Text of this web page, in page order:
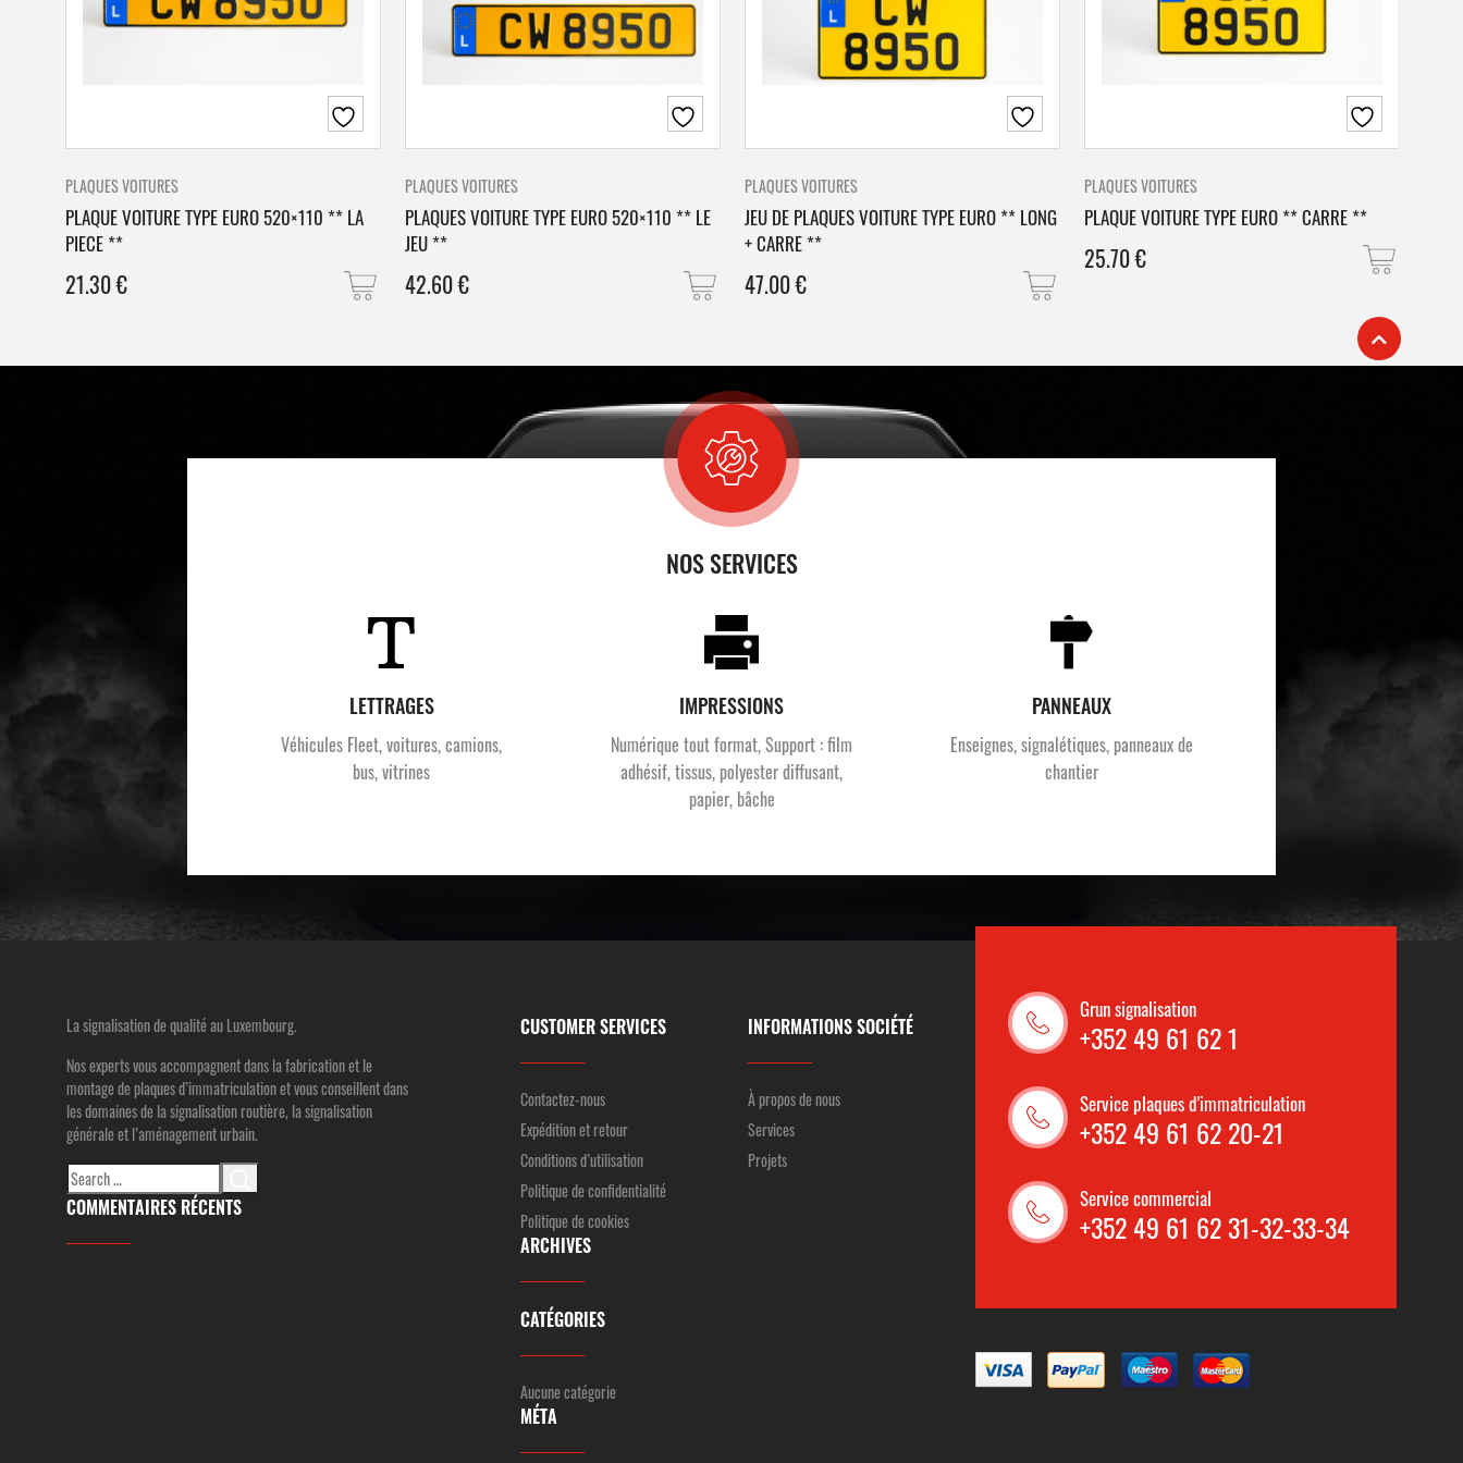
PLAQUES VOITURES
PLAQUE VOITURE TYPE EURO 520×110 ** LA
PIECE **
21.30€
PLAQUES VOITURES
PLAQUES VOITURE TYPE EURO 520×110 ** LE
JEU **
42.60€
PLAQUES VOITURES
JEU DE PLAQUES VOITURE TYPE EURO ** LONG
+ CARRE **
47.00€
PLAQUES VOITURES
PLAQUE VOITURE TYPE EURO ** CARRE **
25.70€
NOS SERVICES
LETTRAGES
Véhicules Fleet, voitures, camions,
bus, vitrines
IMPRESSIONS
Numérique tout format, Support : film
adhésif, tissus, polyester diffusant,
papier, bâche
PANNEAUX
Enseignes, signalétiques, panneaux de
chantier
La signalisation de qualité au Luxembourg.
Nos experts vous accompagnent dans la fabrication et le
montage de plaques d’immatriculation et vous conseillent dans
les domaines de la signalisation routière, la signalisation
générale et l’aménagement urbain.
Search
for:
COMMENTAIRES RÉCENTS
CUSTOMER SERVICES
Contactez-nous
Expédition et retour
Conditions d’utilisation
Politique de confidentialité
Politique de cookies
ARCHIVES
CATÉGORIES
Aucune catégorie
MÉTA
INFORMATIONS SOCIÉTÉ
À propos de nous
Services
Projets
Grun signalisation
+352 49 61 62 1
Service plaques d'immatriculation
+352 49 61 62 20-21
Service commercial
+352 49 61 62 31-32-33-34